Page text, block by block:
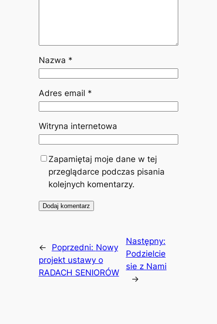
Nazwa *
Adres email *
Witryna internetowa
Zapamiętaj moje dane w tej
przeglądarce podczas pisania
kolejnych komentarzy.
← Poprzedni: Nowy
projekt ustawy o
RADACH SENIORÓW
Następny:
Podzielcie
sie z Nami
→